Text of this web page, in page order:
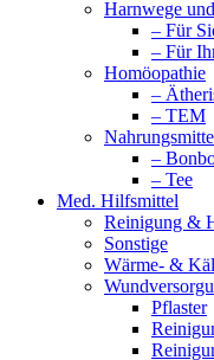
Harnwege
– Für
– Für
Homöopathie
–
– TEM
–
– Tee
Med. Hilfsmittel
Reinigung &
Sonstige
Wärme- &
Pflaster